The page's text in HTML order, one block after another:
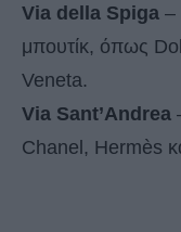
Via della Spiga –
μπουτίκ, όπως
Veneta.
Via Sant’Andrea
Chanel, Hermès